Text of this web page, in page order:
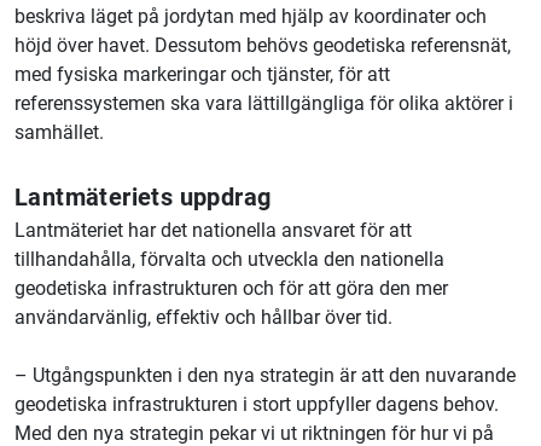
beskriva läget på jordytan med hjälp av koordinater och
höjd över havet. Dessutom behövs geodetiska referensnät,
med fysiska markeringar och tjänster, för att
referenssystemen ska vara lättillgängliga för olika aktörer i
samhället.
Lantmäteriets uppdrag
Lantmäteriet har det nationella ansvaret för att
tillhandahålla, förvalta och utveckla den nationella
geodetiska infrastrukturen och för att göra den mer
användarvänlig, effektiv och hållbar över tid.
– Utgångspunkten i den nya strategin är att den nuvarande
geodetiska infrastrukturen i stort uppfyller dagens behov.
Med den nya strategin pekar vi ut riktningen för hur vi på